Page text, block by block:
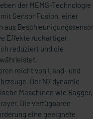
der MEMS-Technologie
Sensor Fusion, einer
Beschleunigungssensor
Effekte ruckartiger
reduziert und die
reicht von Land- und
Der N7 dynamic
Maschinen wie Bagger,
Die verfügbaren
eine geeignete